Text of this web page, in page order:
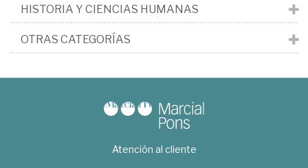
HISTORIA Y CIENCIAS HUMANAS
OTRAS CATEGORÍAS
Atención al cliente